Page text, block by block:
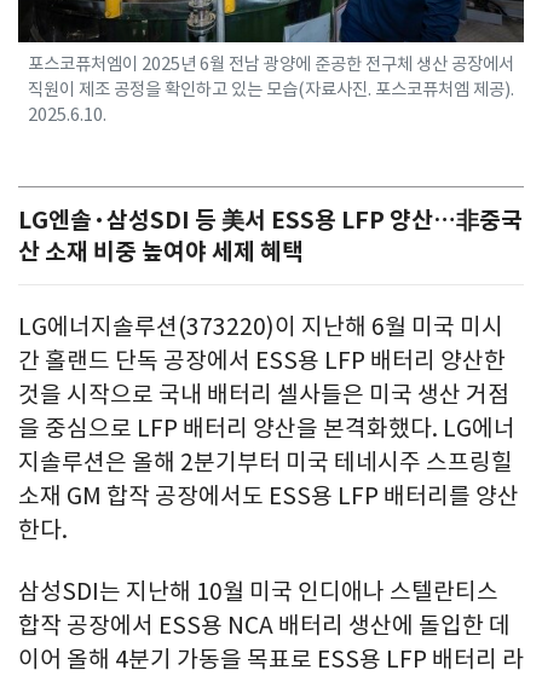
포스코퓨처엠이 2025년 6월 전남 광양에 준공한 전구체 생산 공장에서
직원이 제조 공정을 확인하고 있는 모습(자료사진. 포스코퓨처엠 제공).
2025.6.10.
LG엔솔·삼성SDI 등 美서 ESS용 LFP 양산…非중국
산 소재 비중 높여야 세제 혜택
LG에너지솔루션(373220)이 지난해 6월 미국 미시
간 홀랜드 단독 공장에서 ESS용 LFP 배터리 양산한
것을 시작으로 국내 배터리 셀사들은 미국 생산 거점
을 중심으로 LFP 배터리 양산을 본격화했다. LG에너
지솔루션은 올해 2분기부터 미국 테네시주 스프링힐
소재 GM 합작 공장에서도 ESS용 LFP 배터리를 양산
한다.
삼성SDI는 지난해 10월 미국 인디애나 스텔란티스
합작 공장에서 ESS용 NCA 배터리 생산에 돌입한 데
이어 올해 4분기 가동을 목표로 ESS용 LFP 배터리 라